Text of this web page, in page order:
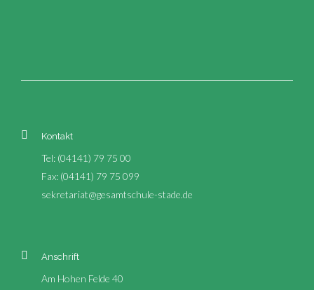
Kontakt
Tel: (04141) 79 75 00
Fax: (04141) 79 75 099
sekretariat@gesamtschule-stade.de
Anschrift
Am Hohen Felde 40